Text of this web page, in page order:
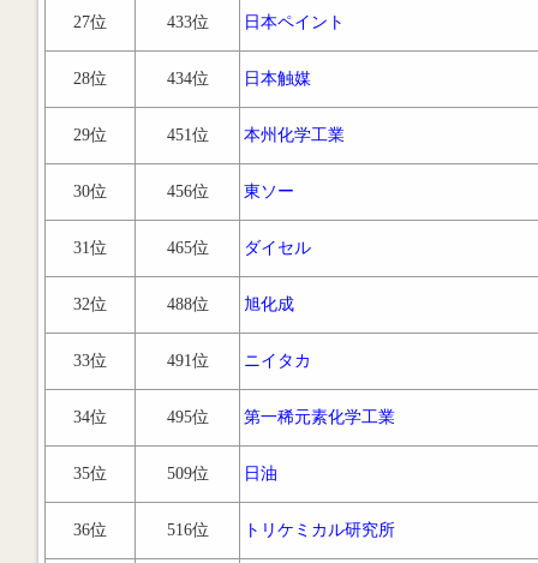
27位 433位 日本ペイント
28位 434位 日本触媒
29位 451位 本州化学工業
30位 456位 東ソー
31位 465位 ダイセル
32位 488位 旭化成
33位 491位 ニイタカ
34位 495位 第一稀元素化学工業
35位 509位 日油
36位 516位 トリケミカル研究所